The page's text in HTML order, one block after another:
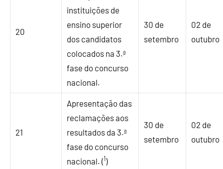
20
instituições de
ensino superior
dos candidatos
colocados na 3.ª
fase do concurso
nacional.
30 de
setembro
02 de
outubro
21
Apresentação das
reclamações aos
resultados da 3.ª
fase do concurso
nacional. (1)
30 de
setembro
02 de
outubro